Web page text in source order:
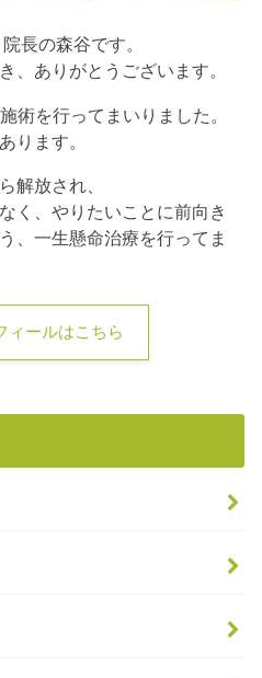
長の森谷です。
、ありがとうございます。
術を行ってまいりました。
ります。
解放され、
く、やりたいことに前向き
、一生懸命治療を行ってま
ィールはこちら